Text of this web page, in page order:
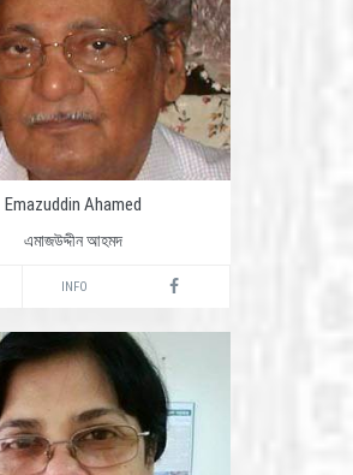
Emazuddin Ahamed
এমাজউদ্দীন আহমদ
INFO